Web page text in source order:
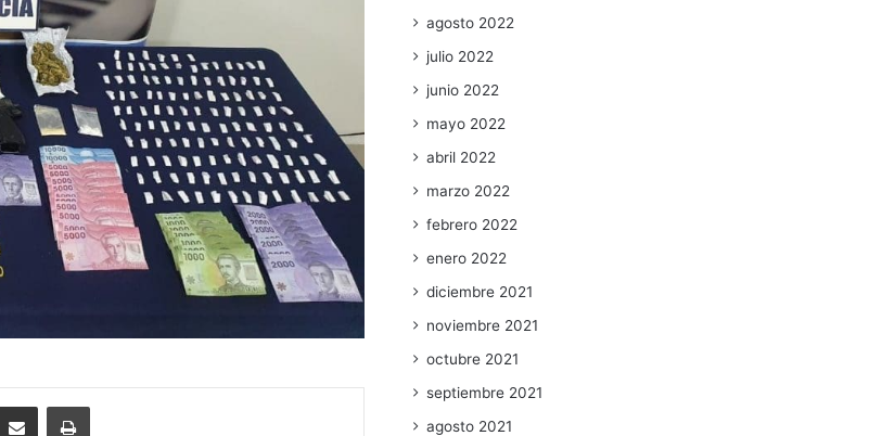
Enviar vía email Imprimir
agosto 2022
julio 2022
junio 2022
mayo 2022
abril 2022
marzo 2022
febrero 2022
enero 2022
diciembre 2021
noviembre 2021
octubre 2021
septiembre 2021
agosto 2021